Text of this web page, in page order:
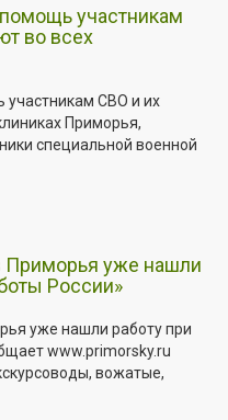
участникам
во всех
участникам СВО и их
Приморья,
специальной военной
Приморья уже нашли
России»
уже нашли работу при
www.primorsky.ru
вожатые,